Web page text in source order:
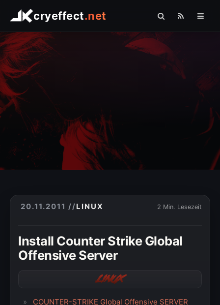
cryeffect.net
20.11.2011 //LINUX 2 Min. Lesezeit
Install Counter Strike Global
Offensive Server
Linux
COUNTER-STRIKE Global Offensive SERVER
Startseite
Shop
Arduino
Linux
Raspberry Pi
Logo Comfort
Fotografie
» PHP
» Datenschutzerklärung